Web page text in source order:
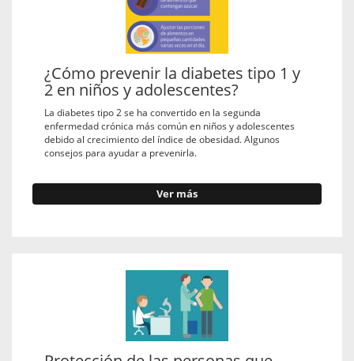
¿Cómo prevenir la diabetes tipo 1 y
2 en niños y adolescentes?
La diabetes tipo 2 se ha convertido en la segunda
enfermedad crónica más común en niños y adolescentes
debido al crecimiento del índice de obesidad. Algunos
consejos para ayudar a prevenirla.
Ver más